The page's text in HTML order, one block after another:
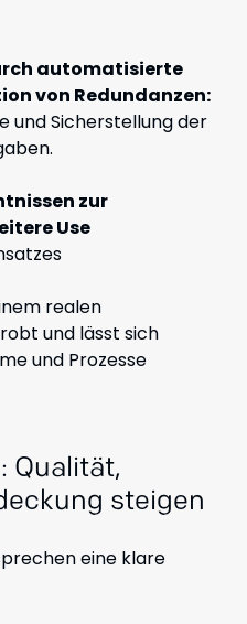
automatisierte
von Redundanzen:
und Sicherstellung der
zur
Use
realen
und lässt sich
und Prozesse
Qualität,
steigen
eine klare